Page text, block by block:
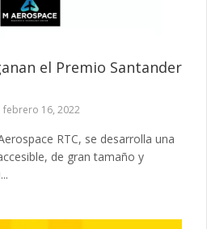
el Premio Santander
febrero 16, 2022
RTC, se desarrolla una
de gran tamaño y